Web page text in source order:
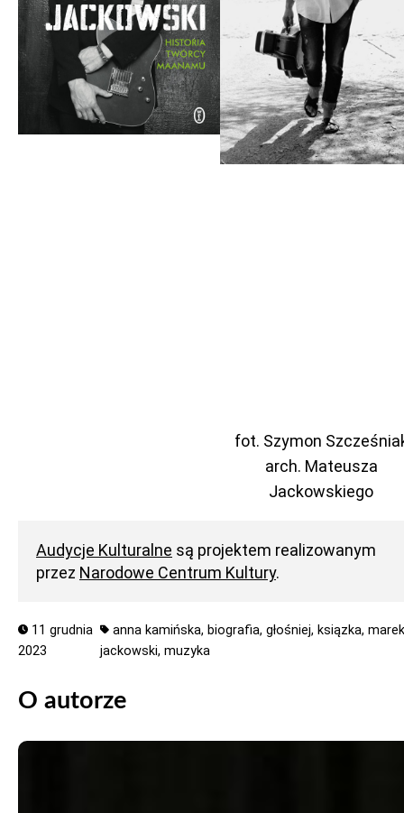
fot. Szymon
arch. Mateusza
Jackowskiego
Audycje Kulturalne są projektem realizowanym
przez Narodowe Centrum Kultury.
11 grudnia
2023
anna kamińska, biografia, głośniej, ksiązka, marek
jackowski,muzyka
O autorze